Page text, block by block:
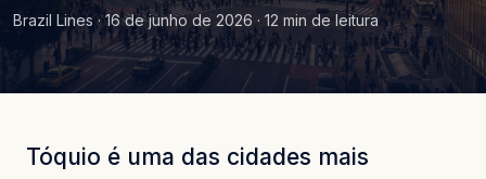
Brazil Lines · 16 de junho de 2026 · 12 min de leitura
Tóquio é uma das cidades mais